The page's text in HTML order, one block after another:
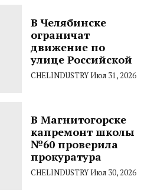
В Челябинске
ограничат
движение по
улице Российской
CHELINDUSTRYИюл 31, 2026
В Магнитогорске
капремонт школы
№60 проверила
прокуратура
CHELINDUSTRYИюл 30, 2026